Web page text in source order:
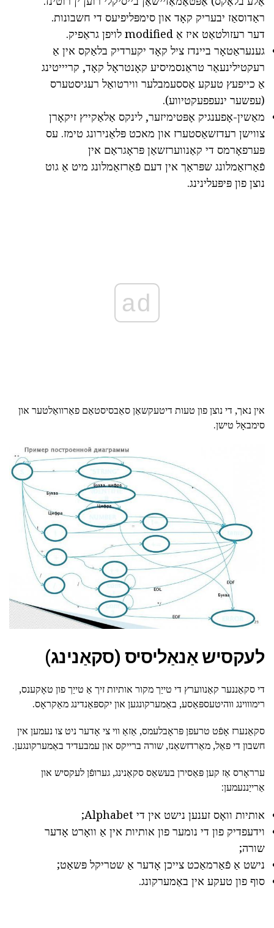
ראַדוסאַז יבעריק קאָד און סימפּליפיעס די חשבונות.
דער רעזולטאַט איז אַ modified לויפן גראַפיק.
גענעראַטאָר ביינדז ציל קאָד יקערדיק בלאַקס אין אַ
רעקטילינעאַר טראַנסמיסיע קאָנטראָל קאָד, קריייטינג
אַ כייפעץ טעקע אַססעמבלער ווירטואַל רעגיסטערס
(עפשער ינעפפעקטיווע).
מאַשין-אָפענגיק אָפּטימיזער, לינקס אַלאַקייץ זיקאָרן
צווישן רעדזשאַסטערז און מאכט פּלאַנירונג טימז. עס
פּערפאָרמס די קאַנווערזשאַן פּראָגראַם אין
פֿאַרזאַמלונג שפּראַך אין דעם פֿאַרזאַמלונג מיט אַ גוט
נוצן פון פּיפּעלינינג.
ad
אין נאך, די נוצן פון טעות דיטעקשאַן סאַבסיסטאַם פאַרוואַלטער און
סימבאָל טישן.
לעקסיש אַנאַליסיס (סקאַנינג)
די סקאַננער קאַנווערץ די טייַך מקור אותיות זיך אַ טייַך פון טאָקענס,
רימוווינג ווהיטעספּאַסע, באַמערקונגען און יקספּאַנדינג מאַקראָס.
סקאַנערז אָפֿט טרעפן פּראָבלעמס, אַזאַ ווי צי אָדער ניט צו נעמען אין
חשבון די פאַל, מאַרדזשאַנז, שורה ברייקס און עמבעדיד באַמערקונגען.
ערראָרס אַז קען פּאַסירן בעשאַס סקאַנינג, גערופֿן לעקסיש און
אַרייַננעמען:
אותיות וואָס זענען נישט אין די Alphabet;
וידעפדיק פון די נומער פון אותיות אין אַ וואָרט אָדער
שורה;
נישט אַ פֿאַרמאַכט צייכן אָדער אַ שטריקל פּשאַט;
סוף פון טעקע אין באַמערקונג.